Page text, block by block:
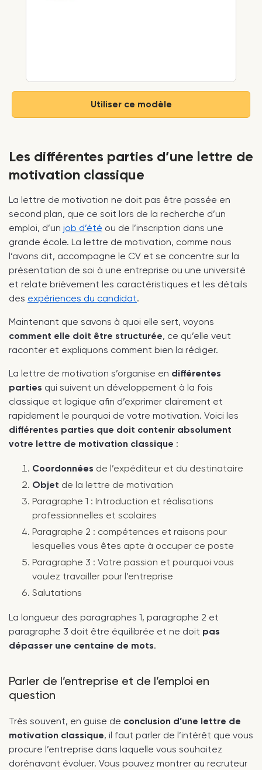
Utiliser ce modèle
Les différentes parties d’une lettre de
motivation classique
La lettre de motivation ne doit pas être passée en
second plan, que ce soit lors de la recherche d’un
emploi, d’un job d’été ou de l’inscription dans une
grande école. La lettre de motivation, comme nous
l’avons dit, accompagne le CV et se concentre sur la
présentation de soi à une entreprise ou une université
et relate brièvement les caractéristiques et les détails
des expériences du candidat.
Maintenant que savons à quoi elle sert, voyons
comment elle doit être structurée, ce qu’elle veut
raconter et expliquons comment bien la rédiger.
La lettre de motivation s’organise en différentes
parties qui suivent un développement à la fois
classique et logique afin d’exprimer clairement et
rapidement le pourquoi de votre motivation. Voici les
différentes parties que doit contenir absolument
votre lettre de motivation classique :
Coordonnées de l’expéditeur et du destinataire
Objet de la lettre de motivation
Paragraphe 1 : Introduction et réalisations
professionnelles et scolaires
Paragraphe 2 : compétences et raisons pour
lesquelles vous êtes apte à occuper ce poste
Paragraphe 3 : Votre passion et pourquoi vous
voulez travailler pour l’entreprise
Salutations
La longueur des paragraphes 1, paragraphe 2 et
paragraphe 3 doit être équilibrée et ne doit pas
dépasser une centaine de mots.
Parler de l’entreprise et de l’emploi en
question
Très souvent, en guise de conclusion d’une lettre de
motivation classique, il faut parler de l’intérêt que vous
procure l’entreprise dans laquelle vous souhaitez
dorénavant évoluer. Vous pouvez montrer au recruteur